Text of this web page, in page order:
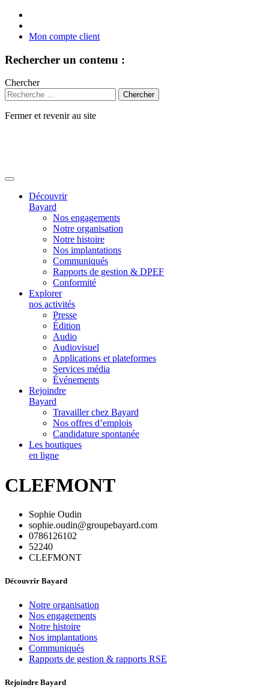
Mon compte client
Rechercher un contenu :
Chercher
Fermer et revenir au site
Découvrir
Bayard
Nos engagements
Notre organisation
Notre histoire
Nos implantations
Communiqués
Rapports de gestion & DPEF
Conformité
Explorer
nos activités
Presse
Édition
Audio
Audiovisuel
Applications et plateformes
Services média
Événements
Rejoindre
Bayard
Travailler chez Bayard
Nos offres d’emplois
Candidature spontanée
Les boutiques
en ligne
CLEFMONT
Sophie Oudin
sophie.oudin@groupebayard.com
0786126102
52240
CLEFMONT
Découvrir Bayard
Notre organisation
Nos engagements
Notre histoire
Nos implantations
Communiqués
Rapports de gestion & rapports RSE
Rejoindre Bayard